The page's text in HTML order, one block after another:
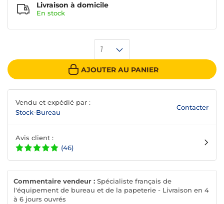
1
AJOUTER AU PANIER
Livraison à domicile
En stock
Vendu et expédié par :
Stock-Bureau
Contacter
Avis client :
(46)
Commentaire vendeur : Spécialiste français de
l'équipement de bureau et de la papeterie - Livraison en 4
à 6 jours ouvrés